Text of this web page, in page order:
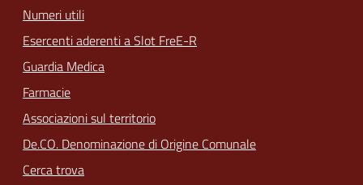
Numeri utili
Esercenti aderenti a Slot FreE-R
Guardia Medica
Farmacie
Associazioni sul territorio
De.CO. Denominazione di Origine Comunale
Cerca trova